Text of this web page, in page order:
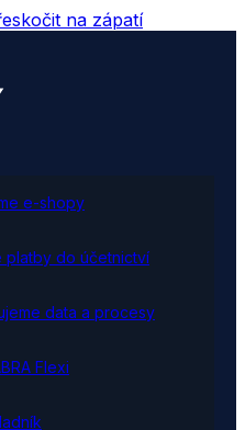
na zápatí
e-shopy
platby do účetnictví
data a procesy
Flexi